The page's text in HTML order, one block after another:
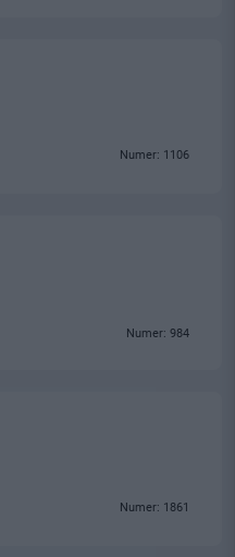
Numer: 1106
Numer: 984
Numer: 1861